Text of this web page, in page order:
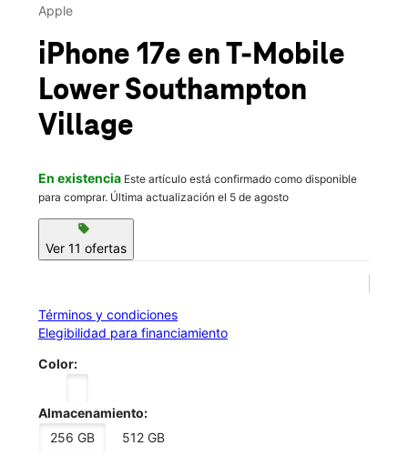
Jue.:
188 East Street Road Feasterville Trevose, PA 19053
Apple
iPhone 17e en T-Mobile
Lower Southampton
Village
En existencia Este artículo está confirmado como disponible
para comprar. Última actualización el 5 de agosto
sell
Ver 11 ofertas
Términos y condiciones
Elegibilidad para financiamiento
Color:
Almacenamiento:
256 GB
512 GB